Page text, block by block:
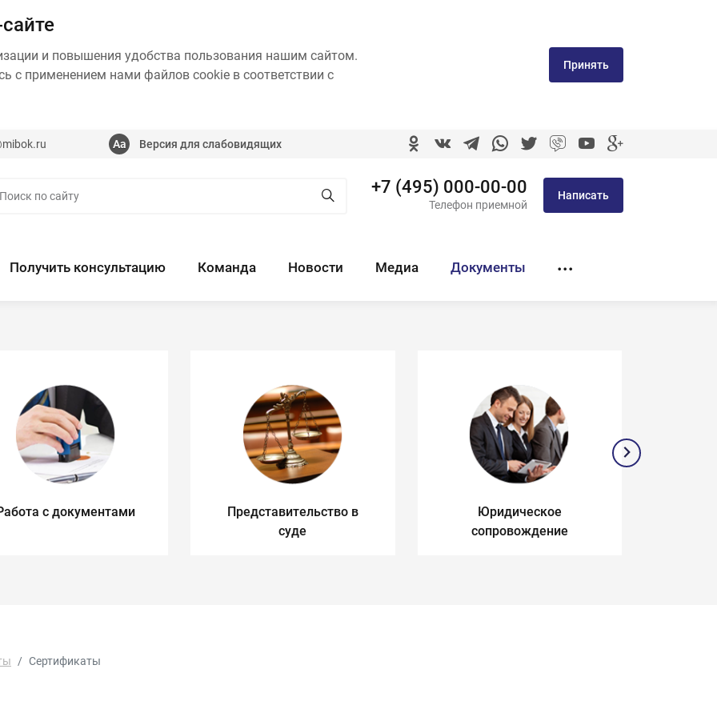
и повышения удобства пользования нашим сайтом.
с применением нами файлов cookie в соответствии с
Принять
Версия для слабовидящих
+7 (495) 000-00-00
Телефон приемной
Написать
Получить консультацию Команда Новости Медиа Документы
с документами
Представительство в
суде
Юридическое
сопровождение
Сертификаты